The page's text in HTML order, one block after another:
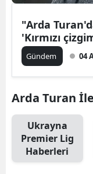
"Arda
'Kırmızı
Gündem 04
Arda Turan
Ukrayna
Premier Lig
Haberleri